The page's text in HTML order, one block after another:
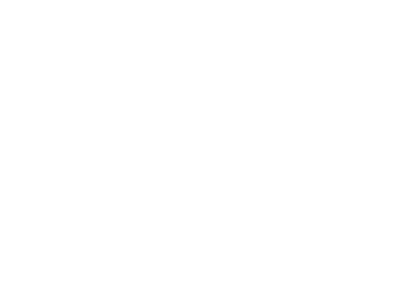
とをご了承くだ
品に未対応品が
年1月12日よ